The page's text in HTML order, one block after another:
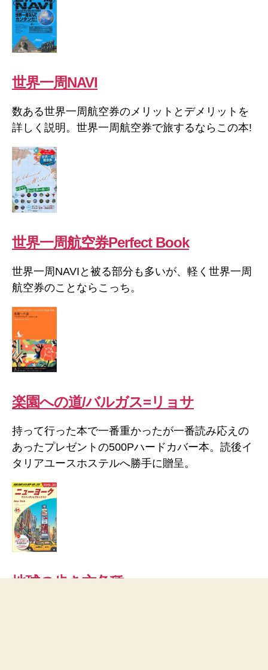
世界一周NAVI
数ある世界一周航空券のメリットとデメリットを
詳しく説明。世界一周航空券で旅するならこの本!
世界一周航空券Perfect Book
世界一周NAVIと被る部分も多いが、軽く世界一周
航空券のことならこっち。
楽園への道/バルガス=リョサ
持って行った本で一番重かったが一番読み応えの
あったプレゼントの500Pハードカバー本。読後イ
タリアユースホステルへ勝手に贈呈。
地球の歩き方各種